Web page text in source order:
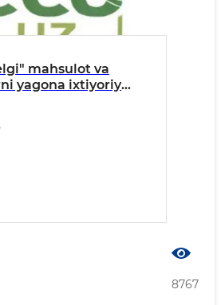
mahsulot va
yagona ixtiyoriy
8767